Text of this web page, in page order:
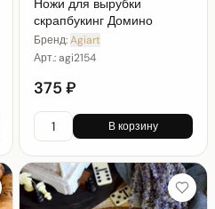
Ножи для вырубки
скрапбукинг Домино
Бренд:Agiart
Арт.:agi2154
375 ₽
В корзину